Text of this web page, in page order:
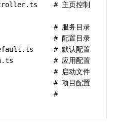
# 主页控制
# 服务目录
# 配置目录
# 默认配置
# 应用配置
# 启动文件
# 项目配置
#